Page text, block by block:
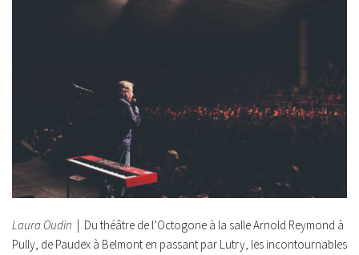
Laura Oudin
| Du théâtre de l’Octogone à la salle Arnold Reymond à
Pully, de Paudex à Belmont en passant par Lutry, les incontournables